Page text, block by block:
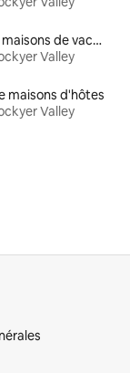
Location de maisons de vacances
Valley
maisons d'hôtes
Valley